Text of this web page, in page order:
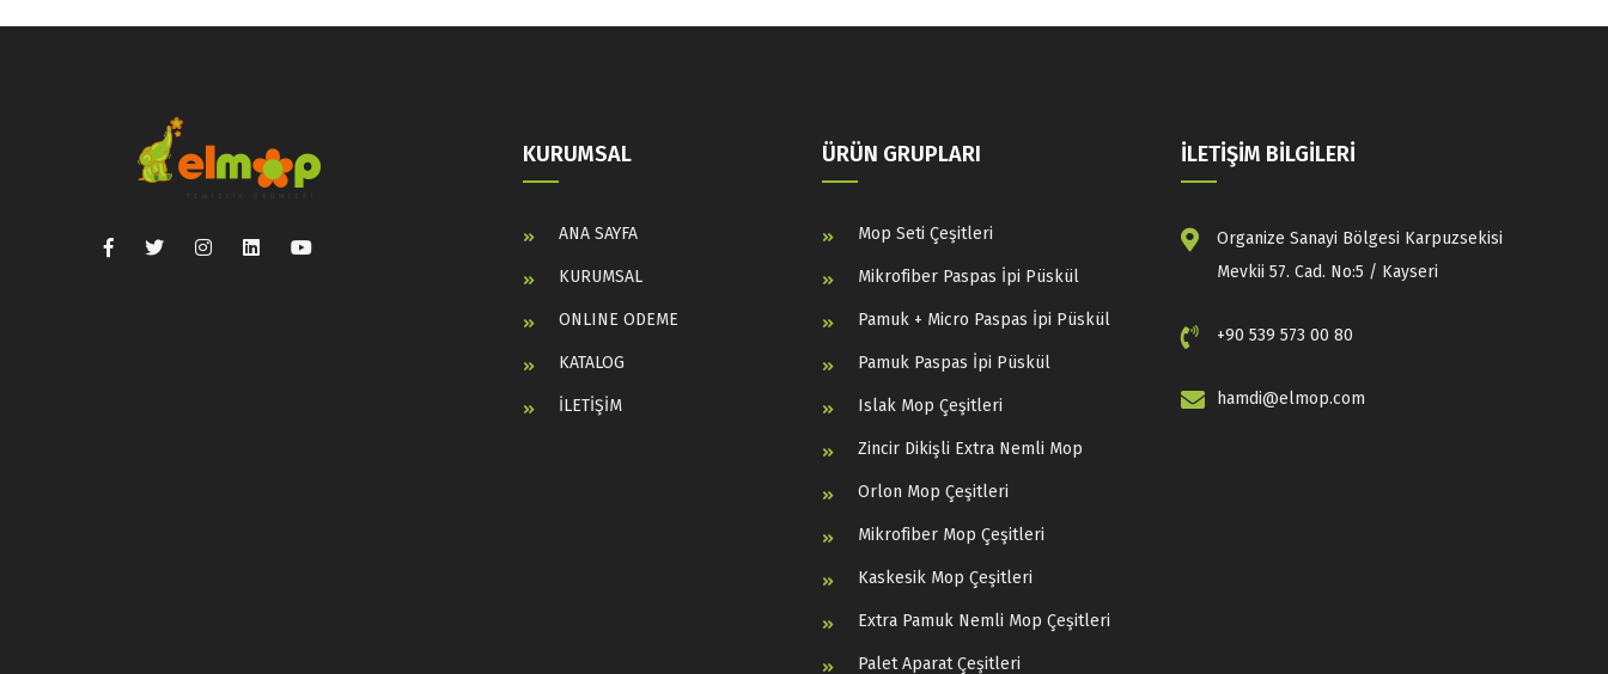
KURUMSAL
ANA SAYFA
KURUMSAL
ONLINE ODEME
KATALOG
İLETİŞİM
ÜRÜN GRUPLARI
Mop Seti Çeşitleri
Mikrofiber Paspas İpi Püskül
Pamuk + Micro Paspas İpi Püskül
Pamuk Paspas İpi Püskül
Islak Mop Çeşitleri
Zincir Dikişli Extra Nemli Mop
Orlon Mop Çeşitleri
Mikrofiber Mop Çeşitleri
Kaskesik Mop Çeşitleri
Extra Pamuk Nemli Mop Çeşitleri
Palet Aparat Çeşitleri
İLETİŞİM BİLGİLERİ
Organize Sanayi Bölgesi Karpuzsekisi
Mevkii 57. Cad. No:5 / Kayseri
+90 539 573 00 80
hamdi@elmop.com